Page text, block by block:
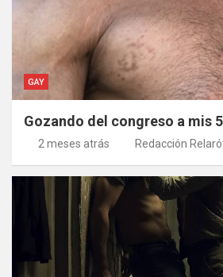
GAY
Gozando del congreso a mis
2 meses atrás Redacción